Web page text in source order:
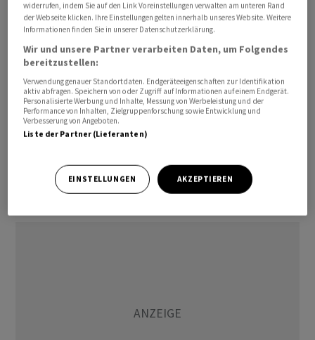
"Borgen bringt Sorgen", könnte man dazu sagen.
Abgesehen davon, dass Beziehungen im privaten
Umfeld durch Geldausleihen belastet werden könnten,
Wesentlich ist, zu welchem Zweck sich jemand Geld
besorgt. "Häufig haben wir es mit bereits
überschuldeten Personen zu tun, die private
Kreditvereinbarungen eingehen", sagt Sébastien
Mercier, Geschäftsführer der Schuldenberatung
Schweiz. Diese Leute hätten zum Teil bei den Banken
keine Bonität mehr.
widerrufen, indem Sie auf den Link Voreinstellungen verwalten am unteren Rand
der Webseite klicken. Ihre Einstellungen gelten innerhalb unseres Website. Weitere
Informationen finden Sie in unserer Datenschutzerklärung.
Wir und unsere Partner verarbeiten Daten, um Folgendes
bereitzustellen:
Verwendung genauer Standortdaten. Endgeräteeigenschaften zur Identifikation
aktiv abfragen. Speichern von oder Zugriff auf Informationen auf einem Endgerät.
Personalisierte Werbung und Inhalte, Messung von Werbeleistung und der
Performance von Inhalten, Zielgruppenforschung sowie Entwicklung und
Verbesserung von Angeboten.
Liste der Partner (Lieferanten)
EINSTELLUNGEN AKZEPTIEREN